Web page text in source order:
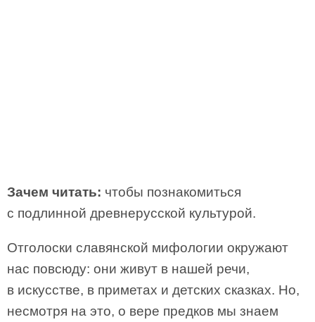
Зачем читать: чтобы познакомиться
с подлинной древнерусской культурой.
Отголоски славянской мифологии окружают
нас повсюду: они живут в нашей речи,
в искусстве, в приметах и детских сказках. Но,
несмотря на это, о вере предков мы знаем